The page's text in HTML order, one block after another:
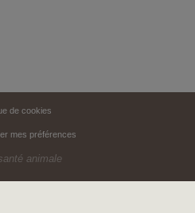
de cookies
mes préférences
animale